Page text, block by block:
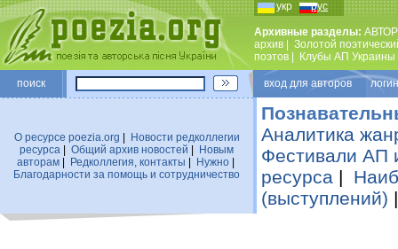
укр рус
Архивные разделы:
архив
Золотой
поэтов
Клубы АП Украины
поиск вход для авторов
О ресурсе poezia.org
Новости редколлегии
ресурса
Общий архив новостей
Новым
авторам| Редколлегия, контакты Нужно|
Благодарности за помощь и сотрудничество
Аналитика
Фестивали АП
ресурса |
(выступлений)